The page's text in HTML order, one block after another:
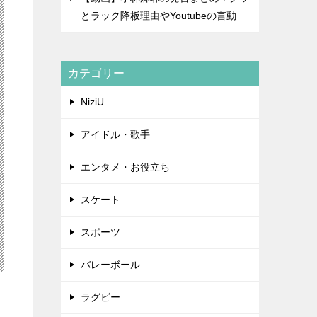
とラック降板理由やYoutubeの言動
カテゴリー
NiziU
アイドル・歌手
エンタメ・お役立ち
スケート
スポーツ
バレーボール
ラグビー